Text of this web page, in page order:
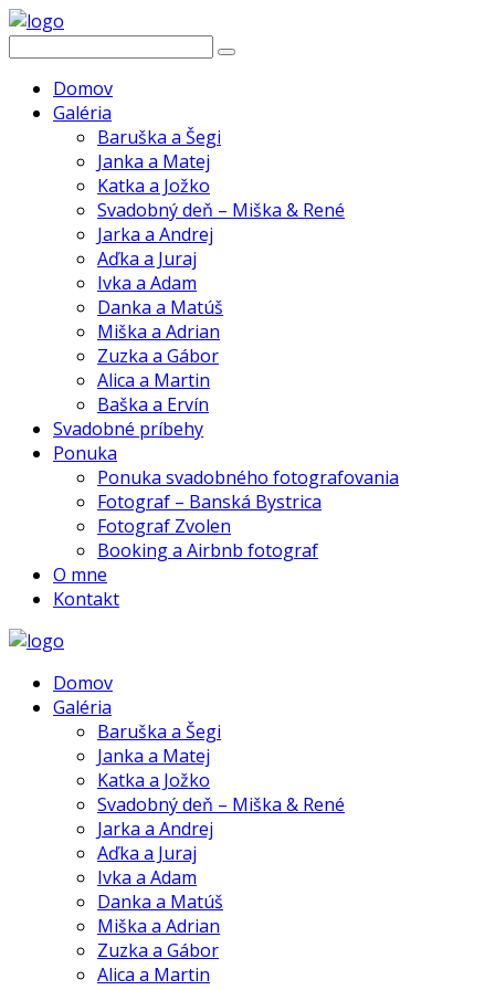
Domov
Galéria
Baruška a Šegi
Janka a Matej
Katka a Jožko
Svadobný deň – Miška & René
Jarka a Andrej
Aďka a Juraj
Ivka a Adam
Danka a Matúš
Miška a Adrian
Zuzka a Gábor
Alica a Martin
Baška a Ervín
Svadobné príbehy
Ponuka
Ponuka svadobného fotografovania
Fotograf – Banská Bystrica
Fotograf Zvolen
Booking a Airbnb fotograf
O mne
Kontakt
Domov
Galéria
Baruška a Šegi
Janka a Matej
Katka a Jožko
Svadobný deň – Miška & René
Jarka a Andrej
Aďka a Juraj
Ivka a Adam
Danka a Matúš
Miška a Adrian
Zuzka a Gábor
Alica a Martin